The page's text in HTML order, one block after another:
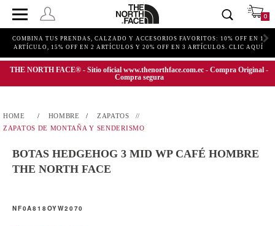
0
COMBINA TUS PRENDAS, CALZADO Y ACCESORIOS FAVORITOS: 10% OFF EN 1
ARTÍCULO, 15% OFF EN 2 ARTÍCULOS Y 20% OFF EN 3 ARTÍCULOS. CLIC AQUÍ
THE NORTH FACE® - Sitio oficial www.thenorthface.com.ec - Compra Original -
Compra segura
HOMBRE
ZAPATOS
ZAPATOS DE MONTAÑA Y SENDERISMO
BOTAS HEDGEHOG 3 MID WP CAFÉ HOMBRE
THE NORTH FACE
NF0A818OYW2070